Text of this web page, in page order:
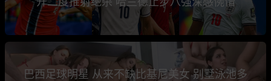
巴西足球明星 从来不缺比基尼美女 别墅泳池多